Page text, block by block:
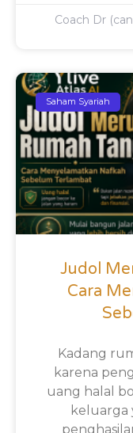
Coach Dr
Saham Syariah
Judol
Cara
Kadang
karena
uang halal
keluarga